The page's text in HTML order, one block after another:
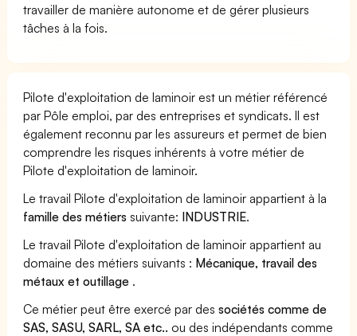
travailler de manière autonome et de gérer plusieurs
tâches à la fois.
Pilote d'exploitation de laminoir est un métier référencé
par Pôle emploi, par des entreprises et syndicats. Il est
également reconnu par les assureurs et permet de bien
comprendre les risques inhérents à votre métier de
Pilote d'exploitation de laminoir.
Le travail Pilote d'exploitation de laminoir appartient à la
famille des métiers suivante: INDUSTRIE.
Le travail Pilote d'exploitation de laminoir appartient au
domaine des métiers suivants : Mécanique, travail des
métaux et outillage .
Ce métier peut être exercé par dessociétés comme de
SAS, SASU, SARL, SA etc.. ou des indépendants comme